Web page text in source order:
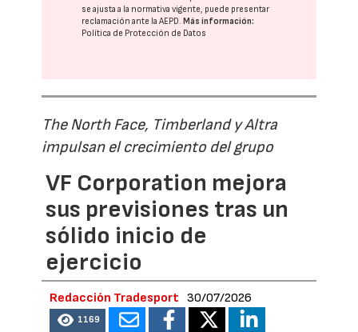
se ajusta a la normativa vigente, puede presentar
reclamación ante laAEPD. Más información:
Política de Protección de Datos
The North Face, Timberland y Altra
impulsan el crecimiento del grupo
VF Corporation mejora
sus previsiones tras un
sólido inicio de
ejercicio
Redacción Tradesport 30/07/2026
1169